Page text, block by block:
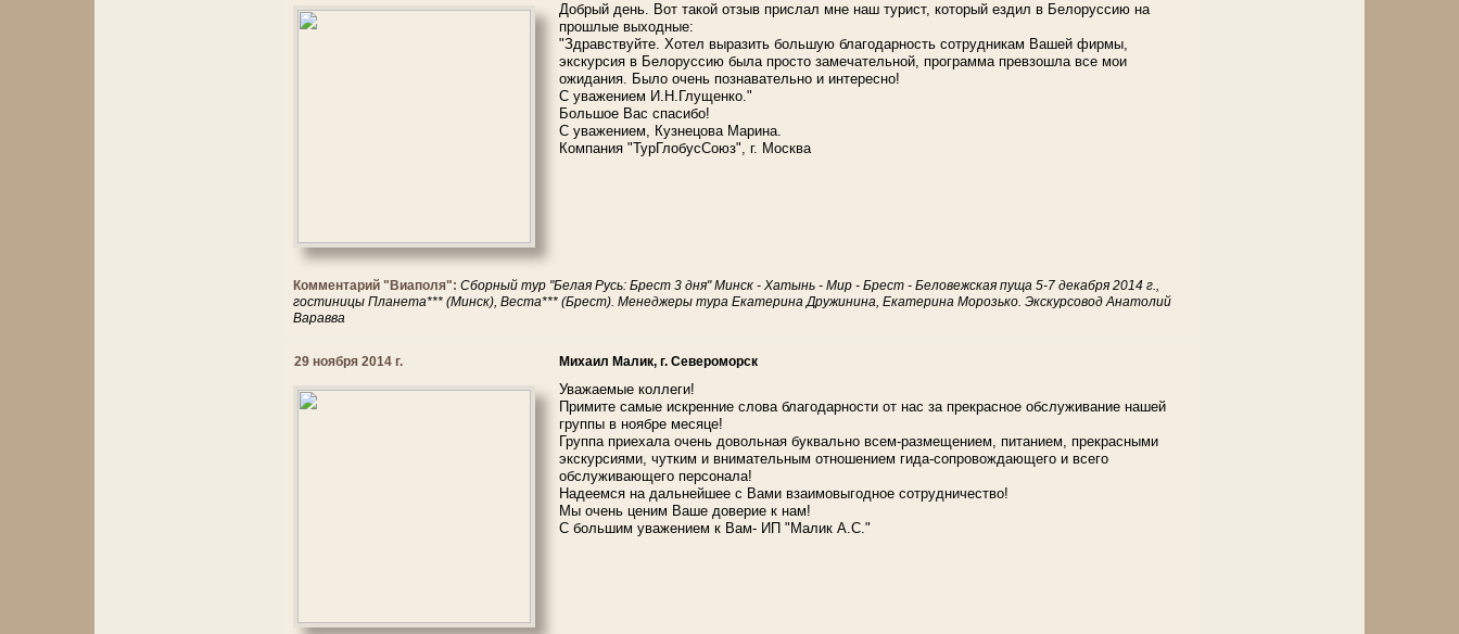
Добрый день. Вот такой отзыв прислал мне наш турист, который ездил в Белоруссию на
прошлые выходные:
"Здравствуйте. Хотел выразить большую благодарность сотрудникам Вашей фирмы,
экскурсия в Белоруссию была просто замечательной, программа превзошла все мои
ожидания. Было очень познавательно и интересно!
С уважением И.Н.Глущенко."
Большое Вас спасибо!
С уважением, Кузнецова Марина.
Компания "ТурГлобусСоюз", г. Москва
Комментарий "Виаполя": Сборный тур "Белая Русь: Брест 3 дня" Минск - Хатынь - Мир - Брест - Беловежская пуща 5-7 декабря 2014 г.,
гостиницы Планета*** (Минск), Веста*** (Брест). Менеджеры тура Екатерина Дружинина, Екатерина Морозько. Экскурсовод Анатолий
Варавва
29 ноября 2014 г. Михаил Малик, г. Североморск
Уважаемые коллеги!
Примите самые искренние слова благодарности от нас за прекрасное обслуживание нашей
группы в ноябре месяце!
Группа приехала очень довольная буквально всем-размещением, питанием, прекрасными
экскурсиями, чутким и внимательным отношением гида-сопровождающего и всего
обслуживающего персонала!
Надеемся на дальнейшее с Вами взаимовыгодное сотрудничество!
Мы очень ценим Ваше доверие к нам!
С большим уважением к Вам- ИП "Малик А.С."